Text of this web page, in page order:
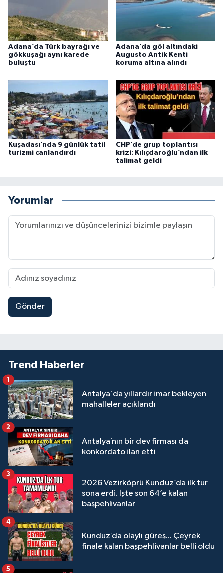
Adana’da Türk bayrağı ve
gökkuşağı aynı karede
buluştu
Adana’da göl altındaki
Augusto Antik Kenti
koruma altına alındı
Kuşadası’nda 9 günlük tatil
turizmi canlandırdı
CHP’de grup toplantısı
krizi: Kılıçdaroğlu’ndan ilk
talimat geldi
Yorumlar
Gönder
Trend Haberler
Antalya'da yıllardır imar bekleyen
mahalleler açıklandı
1
Antalya’nın bir dev firması da
konkordato ilan etti
2
2026 Vezirköprü Kunduz’da ilk tur
sona erdi. İşte son 64’e kalan
başpehlivanlar
3
Kunduz’da olaylı güreş... Çeyrek
finale kalan başpehlivanlar belli oldu
4
5